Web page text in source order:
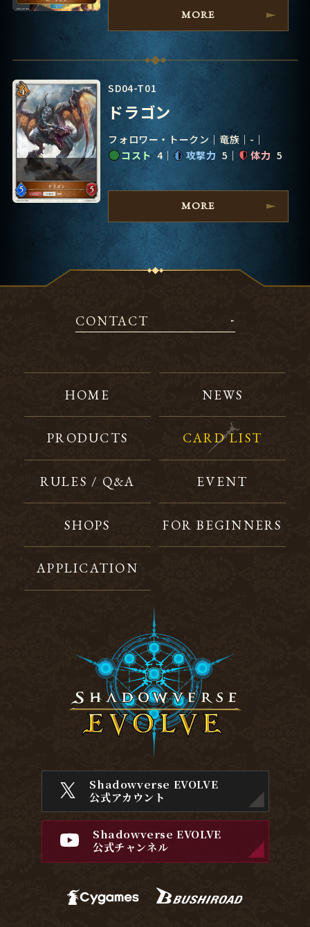
MORE
SD04-T01
ドラゴン
フォロワー・トークン 竜族
-
コスト 4 攻撃力 5 体力 5
MORE
CONTACT
HOME NEWS
PRODUCTS CARD LIST
RULES / Q&A EVENT
SHOPS FOR BEGINNERS
APPLICATION
Shadowverse EVOLVE
公式アカウント
Shadowverse EVOLVE
公式チャンネル